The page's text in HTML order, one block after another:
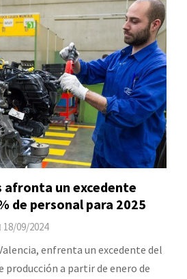
afronta un excedente
de personal para 2025
18/09/2024
enfrenta un excedente del
producción a partir de enero de